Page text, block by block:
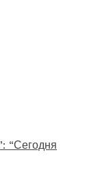
“Сегодня